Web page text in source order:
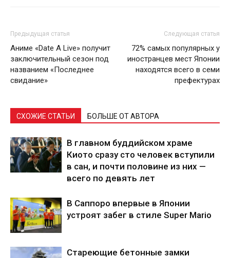
Предыдущая статья
Аниме «Date A Live» получит
заключительный сезон под
названием «Последнее
свидание»
Следующая статья
72% самых популярных у
иностранцев мест Японии
находятся всего в семи
префектурах
СХОЖИЕ СТАТЬИ БОЛЬШЕ ОТ АВТОРА
В главном буддийском храме
Киото сразу сто человек вступили
в сан, и почти половине из них —
всего по девять лет
В Саппоро впервые в Японии
устроят забег в стиле Super Mario
Стареющие бетонные замки